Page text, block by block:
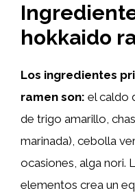
hokkaido
Los ingredientes
ramen son: el caldo
de trigo amarillo,
marinada), cebolla
ocasiones, alga nori.
elementos crea un